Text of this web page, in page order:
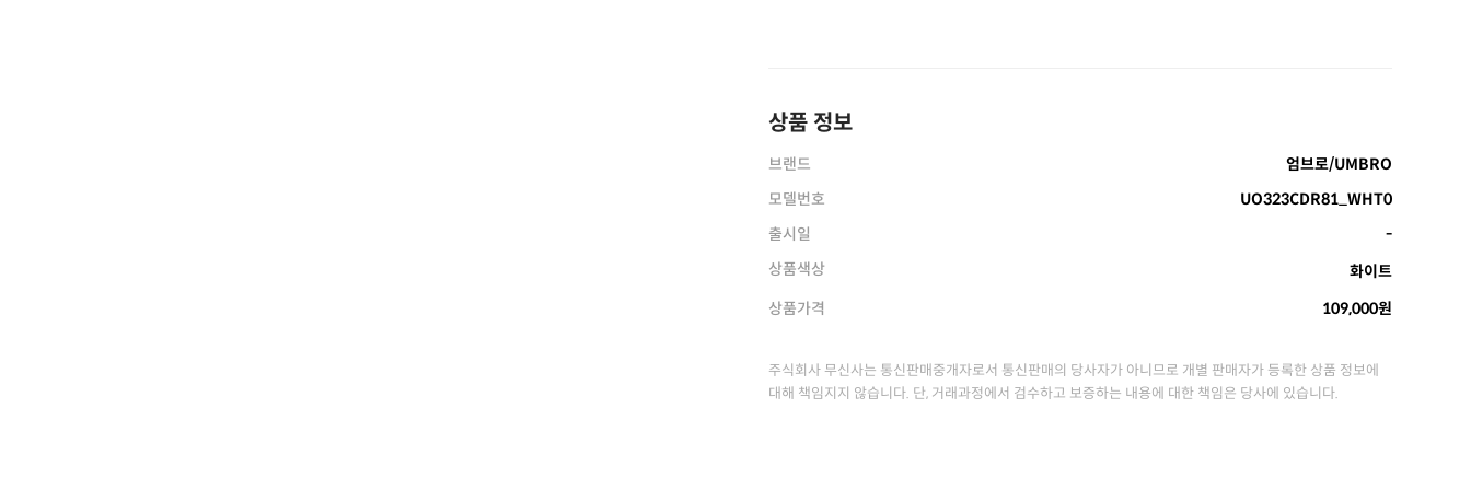
상품 정보
브랜드
엄브로/UMBRO
모델번호
UO323CDR81_WHT0
출시일
-
상품색상
화이트
상품가격
109,000원
주식회사 무신사는 통신판매중개자로서 통신판매의 당사자가 아니므로 개별 판매자가 등록한 상품 정보에
대해 책임지지 않습니다. 단, 거래과정에서 검수하고 보증하는 내용에 대한 책임은 당사에 있습니다.